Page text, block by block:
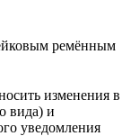
ремённым
изменения в
вида) и
уведомления